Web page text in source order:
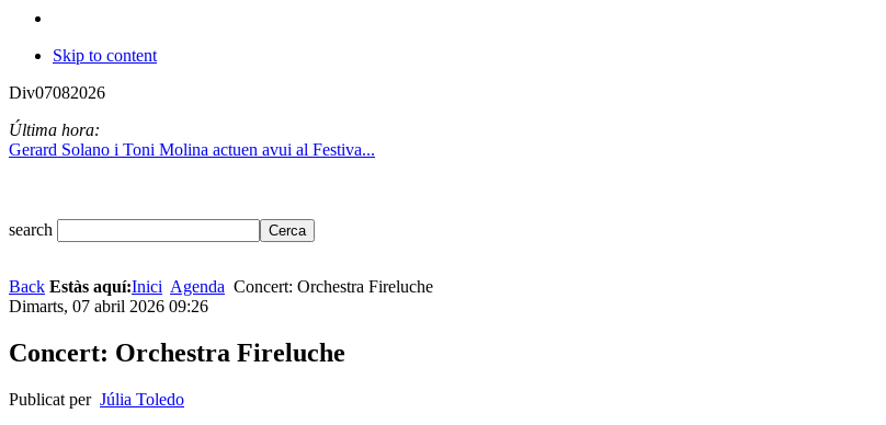
Skip to content
Div07082026
Última hora:
Gerard Solano i Toni Molina actuen avui al Festiva...
search
Back Estàs aquí:Inici Agenda Concert: Orchestra Fireluche
Dimarts, 07 abril 2026 09:26
Concert: Orchestra Fireluche
Publicat per Júlia Toledo